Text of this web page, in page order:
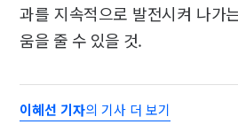
과를 지속적으로 발전시켜 나가
움을 줄 수 있을 것.
이혜선 기자의 기사 더 보기